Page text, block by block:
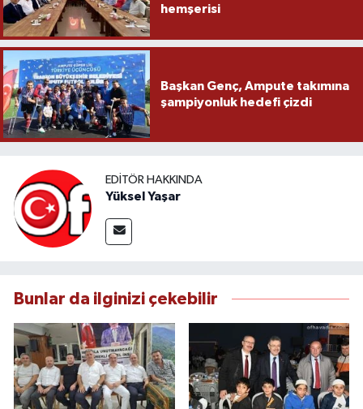
hemşerisi
Başkan Genç, Ampute takımına
şampiyonluk hedefi çizdi
EDITÖR HAKKINDA
Yüksel Yaşar
Bunlar da ilginizi çekebilir